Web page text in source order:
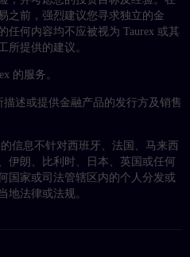
之前，强烈建议您寻求独立的金
任何内容均不应被视为 Taurex 或其
所提供的建议。
的服务。
描述或提供金融产品的发行方及销售
信息不针对西班牙、法国、马来西
伊朗、比利时、日本、英国或任何
国家或司法管辖区内的个人分发或
地法律或法规。